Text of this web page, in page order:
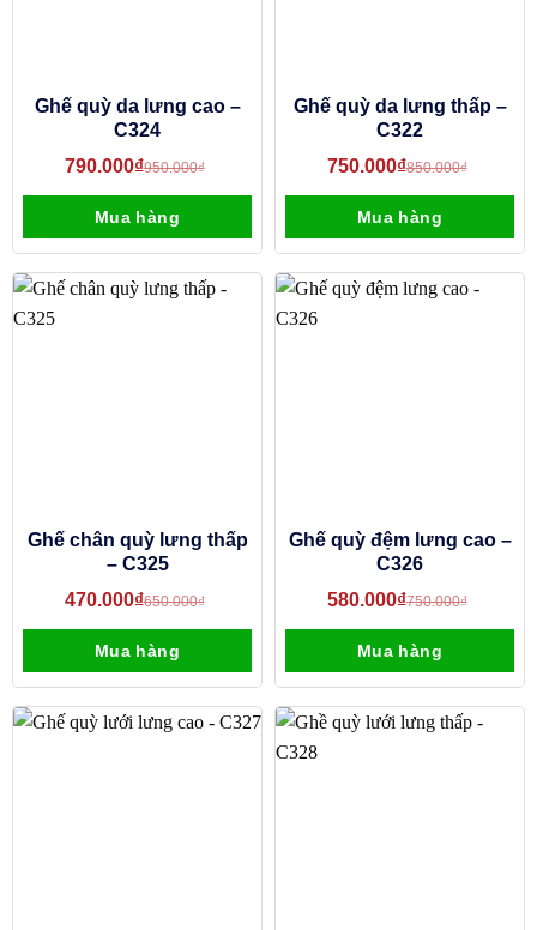
Ghế quỳ da lưng cao –
C324
950.000₫
790.000₫
Mua hàng
Ghế quỳ da lưng thấp –
C322
850.000₫
750.000₫
Mua hàng
Ghế chân quỳ lưng thấp
– C325
650.000₫
470.000₫
Mua hàng
Ghế quỳ đệm lưng cao –
C326
750.000₫
580.000₫
Mua hàng